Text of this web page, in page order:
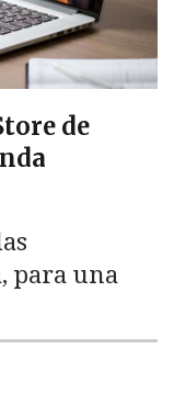
de
para una